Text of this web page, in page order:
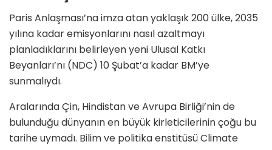
Paris Anlaşması’na imza atan yaklaşık 200 ülke, 2035
yılına kadar emisyonlarını nasıl azaltmayı
planladıklarını belirleyen yeni Ulusal Katkı
Beyanları’nı (NDC) 10 Şubat’a kadar BM’ye
sunmalıydı.
Aralarında Çin, Hindistan ve Avrupa Birliği’nin de
bulunduğu dünyanın en büyük kirleticilerinin çoğu bu
tarihe uymadı. Bilim ve politika enstitüsü Climate